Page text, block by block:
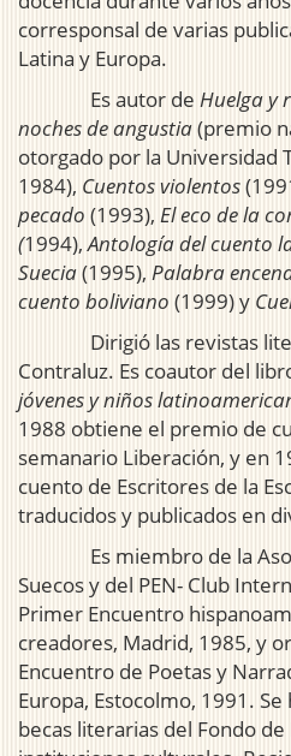
corresponsal de varias
Latina y Europa.
Es autor de Huelga y
noches de angustia(premio
otorgado por la Universidad
1984), Cuentos violentos
pecado (1993), El eco de la
(1994),Antología del cuento
Suecia(1995), Palabra
cuento boliviano (1999) y
Dirigió las revistas
Contraluz. Es coautor del
jóvenes y niños
1988 obtiene el premio de
semanario Liberación, y en
cuento de Escritores de la
traducidos y publicados en
Es miembro de la
Suecos y del PEN- Club
Primer Encuentro
creadores, Madrid, 1985, y
Encuentro de Poetas y
Europa, Estocolmo, 1991.
becas literarias del Fondo